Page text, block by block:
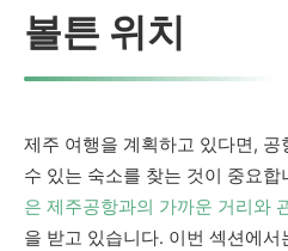
볼튼 위치
제주 여행을 계획하고 있다면,
수 있는 숙소를 찾는 것이 중요합
은 제주공항과의 가까운 거리와
을 받고 있습니다. 이번 섹션에